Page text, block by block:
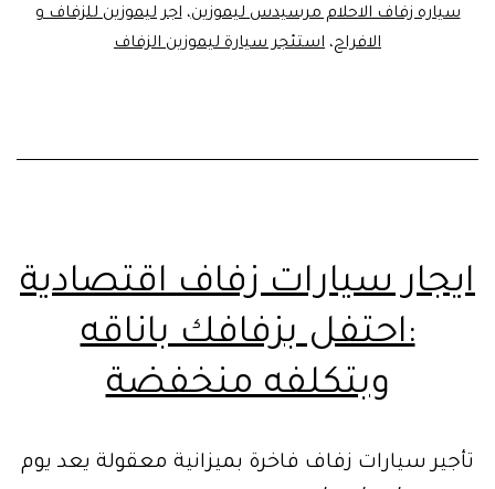
سياره زفاف الاحلام مرسيدس ليموزين،اجر ليموزين للزفاف و
الافراح، استئجر سيارة ليموزين الزفاف
ايجار سيارات زفاف اقتصادية
:احتفل بزفافك باناقه
وبتكلفه منخفضة
تأجير سيارات زفاف فاخرة بميزانية معقولة يعد يوم